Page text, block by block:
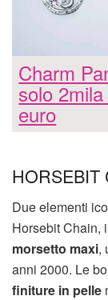
Charm
solo
euro
HORSEBIT
Due elementi
Horsebit Chain,
morsetto maxi,
anni 2000. Le
finiture in pelle